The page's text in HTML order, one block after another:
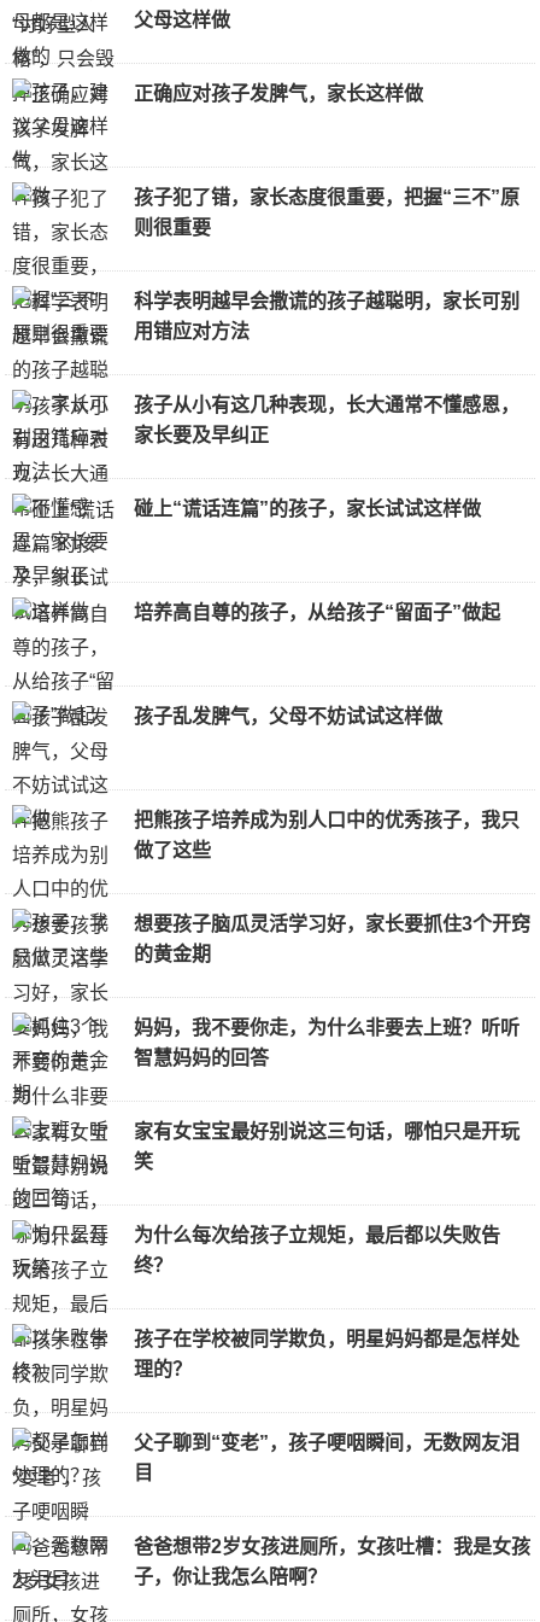
父母这样做
正确应对孩子发脾气，家长这样做
孩子犯了错，家长态度很重要，把握“三不”原
则很重要
科学表明越早会撒谎的孩子越聪明，家长可别
用错应对方法
孩子从小有这几种表现，长大通常不懂感恩，
家长要及早纠正
碰上“谎话连篇”的孩子，家长试试这样做
培养高自尊的孩子，从给孩子“留面子”做起
孩子乱发脾气，父母不妨试试这样做
把熊孩子培养成为别人口中的优秀孩子，我只
做了这些
想要孩子脑瓜灵活学习好，家长要抓住3个开窍
的黄金期
妈妈，我不要你走，为什么非要去上班？听听
智慧妈妈的回答
家有女宝宝最好别说这三句话，哪怕只是开玩
笑
为什么每次给孩子立规矩，最后都以失败告
终？
孩子在学校被同学欺负，明星妈妈都是怎样处
理的？
父子聊到“变老”，孩子哽咽瞬间，无数网友泪
目
爸爸想带2岁女孩进厕所，女孩吐槽：我是女孩
子，你让我怎么陪啊？